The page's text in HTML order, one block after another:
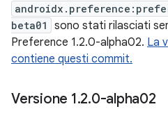
beta01
sono stati rilasciati
Preference 1.2.0-alpha02. La
contiene questi commit.
Versione 1.2.0-alpha02